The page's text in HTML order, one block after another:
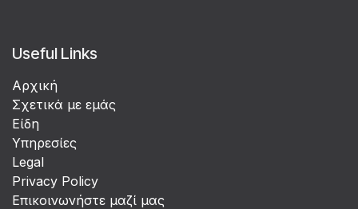
Useful Links
Αρχική
Σχετικά με εμάς
Είδη
Υπηρεσίες
Legal
Privacy Policy
Επικοινωνήστε μαζί μας